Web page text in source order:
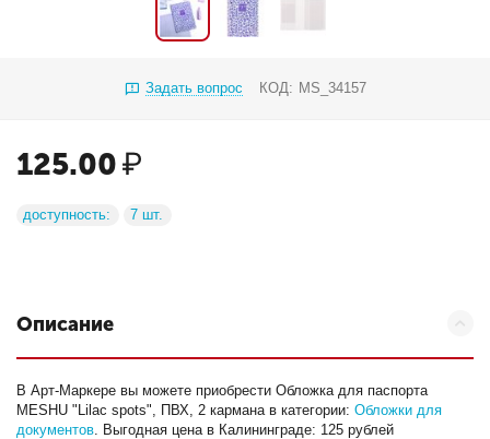
Задать вопрос КОД: MS_34157
125.00₽
доступность: 7 шт.
Описание
В Арт-Маркере вы можете приобрести Обложка для паспорта
MESHU "Lilac spots", ПВХ, 2 кармана в категории:Обложки для
документов. Выгодная цена в Калининграде: 125 рублей